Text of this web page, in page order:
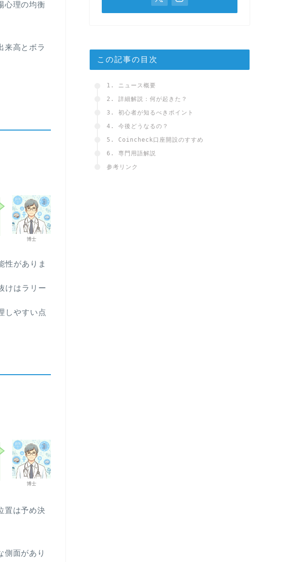
心理の均衡
来高とボラ
博士
性がありま
けはラリー
しやすい点
博士
置は予め決
側面があり
この記事の目次
1. ニュース概要
2. 詳細解説：何が起きた？
3. 初心者が知るべきポイント
4. 今後どうなるの？
5. Coincheck口座開設のすすめ
6. 専門用語解説
参考リンク